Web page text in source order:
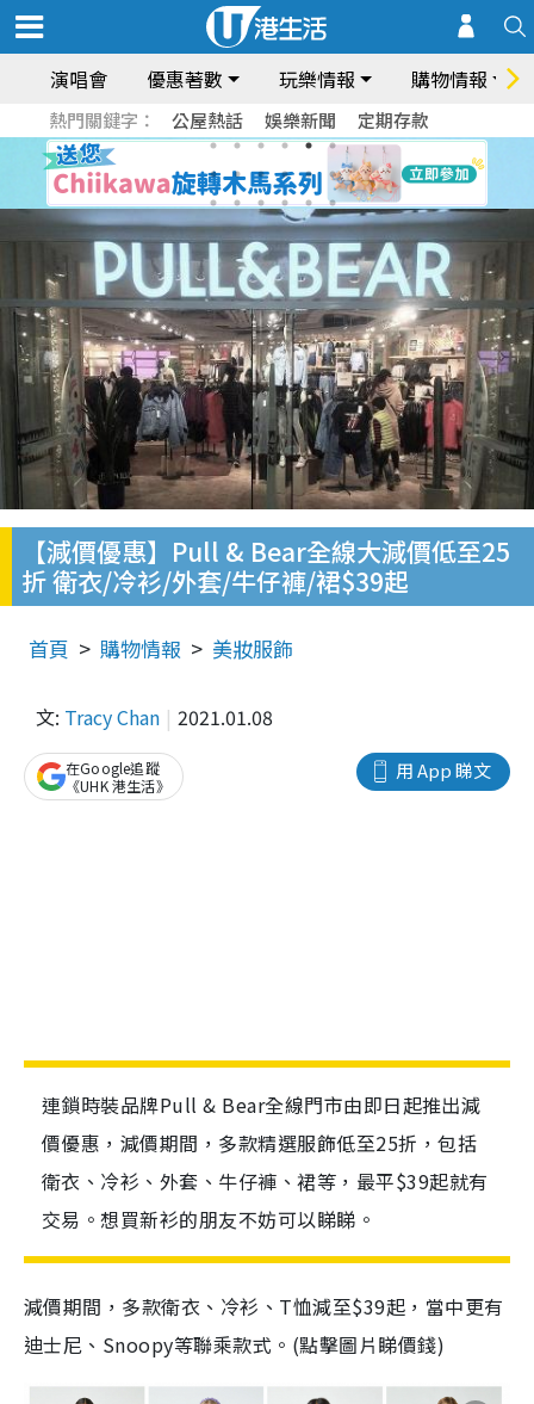
演唱會 優惠著數 玩樂情報 購物情報
熱門關鍵字： 公屋熱話 娛樂新聞 定期存款
【減價優惠】Pull & Bear全線大減價低至25
折 衛衣/冷衫/外套/牛仔褲/裙$39起
首頁 購物情報 美妝服飾
文: Tracy Chan 2021.01.08
用 App 睇文
在Google追蹤
《UHK 港生活》
連鎖時裝品牌Pull & Bear全線門市由即日起推出減
價優惠，減價期間，多款精選服飾低至25折，包括
衛衣、冷衫、外套、牛仔褲、裙等，最平$39起就有
交易。想買新衫的朋友不妨可以睇睇。
減價期間，多款衛衣、冷衫、T恤減至$39起，當中更有
迪士尼、Snoopy等聯乘款式。(點擊圖片睇價錢)